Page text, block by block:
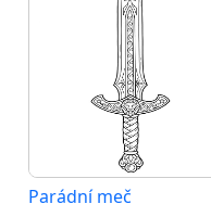
Parádní meč